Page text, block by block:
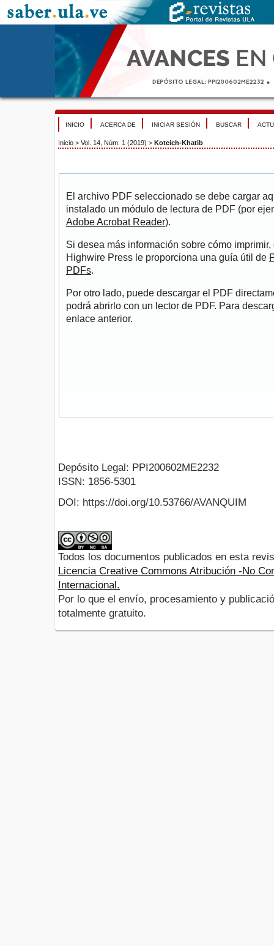
INICIO ACERCA DE INICIAR SESIÓN BUSCAR
Inicio > Vol. 14, Núm. 1 (2019) > Koteich-Khatib
El archivo PDF seleccionado se debe cargar
instalado un módulo de lectura de PDF (por
Adobe Acrobat Reader).
Si desea más información sobre cómo
Highwire Press le proporciona una guía útil de
PDFs.
Por otro lado, puede descargar el PDF
podrá abrirlo con un lector de PDF. Para
enlace anterior.
Depósito Legal: PPI200602ME2232
ISSN: 1856-5301
DOI: https://doi.org/10.53766/AVANQUIM
Todos los documentos publicados en esta
Licencia Creative Commons Atribución -No
Internacional.
Por lo que el envío, procesamiento y
totalmente gratuito.